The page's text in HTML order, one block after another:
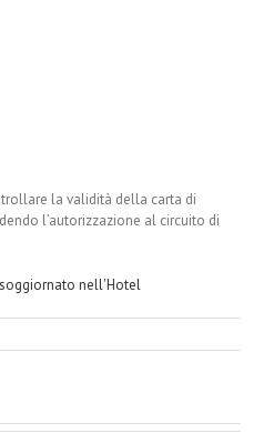
la validità della carta di
l’autorizzazione al circuito di
nell'Hotel